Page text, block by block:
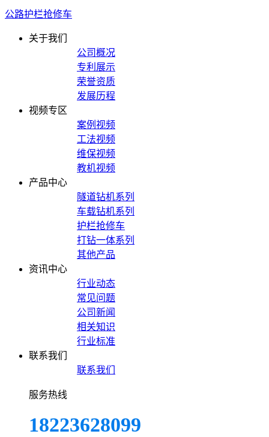
公路护栏抢修车
关于我们
公司概况
专利展示
荣誉资质
发展历程
视频专区
案例视频
工法视频
维保视频
教机视频
产品中心
隧道钻机系列
车载钻机系列
护栏抢修车
打钻一体系列
其他产品
资讯中心
行业动态
常见问题
公司新闻
相关知识
行业标准
联系我们
联系我们
服务热线
18223628099